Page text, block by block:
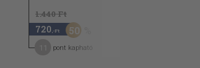
1.440 Ft
720 ,-Ft 50
pont kapható